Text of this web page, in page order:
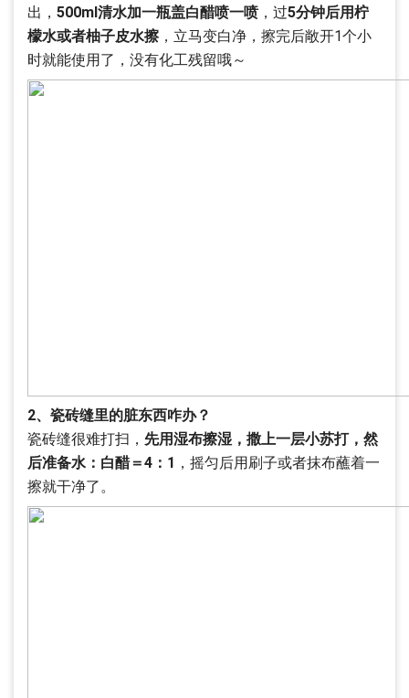
出， 500ml清水加一瓶盖白醋喷一喷 ，过5分钟后用柠
檬水或者柚子皮水擦，立马变白净，擦完后敞开1个小
时就能使用了，没有化工残留哦～
2、瓷砖缝里的脏东西咋办？
瓷砖缝很难打扫， 先用湿布擦湿，撒上一层小苏打，然
后准备水：白醋＝4：1 ，摇匀后用刷子或者抹布蘸着一
擦就干净了。